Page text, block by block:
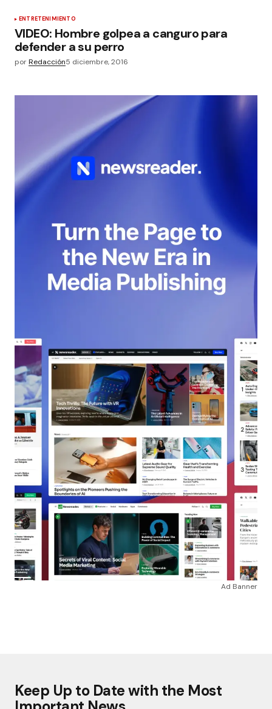
ENTRETENIMIENTO
VIDEO: Hombre golpea a canguro para
defender a su perro
porRedacción5 diciembre, 2016
Ad Banner
Keep Up to Date with the Most